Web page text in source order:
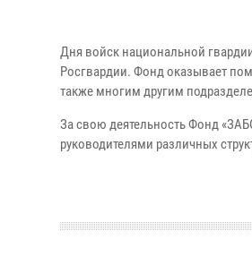
Дня войск национальной
Росгвардии. Фонд оказывает
также многим другим
За свою деятельность Фонд
руководителями различных